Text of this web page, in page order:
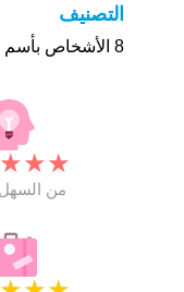
التصنيف
8 الأشخاص بأسم Andriana صوت على اسمائهم . من فضلك
★
★
★
من